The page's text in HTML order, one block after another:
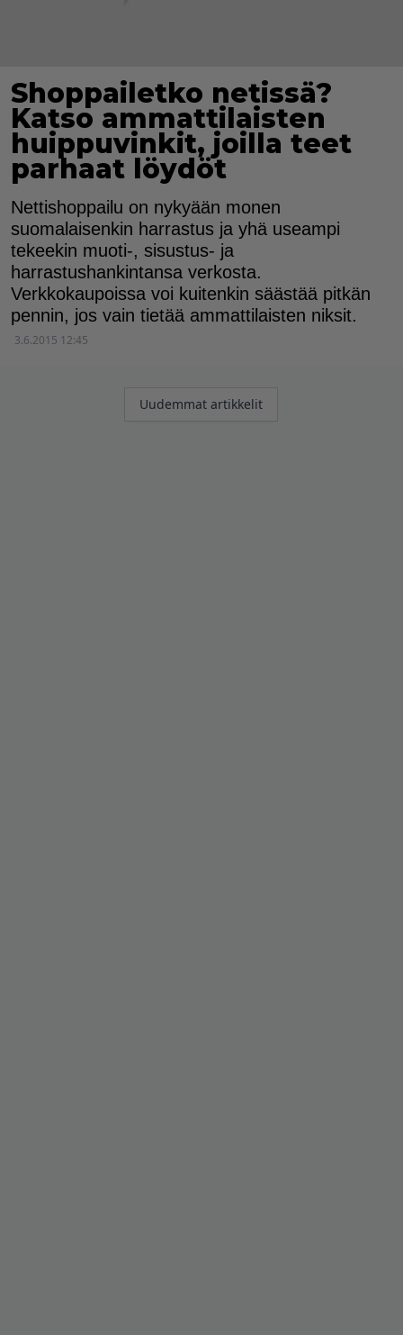
Shoppailetko netissä?
Katso ammattilaisten
huippuvinkit, joilla teet
parhaat löydöt
Nettishoppailu on nykyään monen
suomalaisenkin harrastus ja yhä useampi
tekeekin muoti-, sisustus- ja
harrastushankintansa verkosta.
Verkkokaupoissa voi kuitenkin säästää pitkän
pennin, jos vain tietää ammattilaisten niksit.
3.6.2015 12:45
Artikkelien
Uudemmat artikkelit